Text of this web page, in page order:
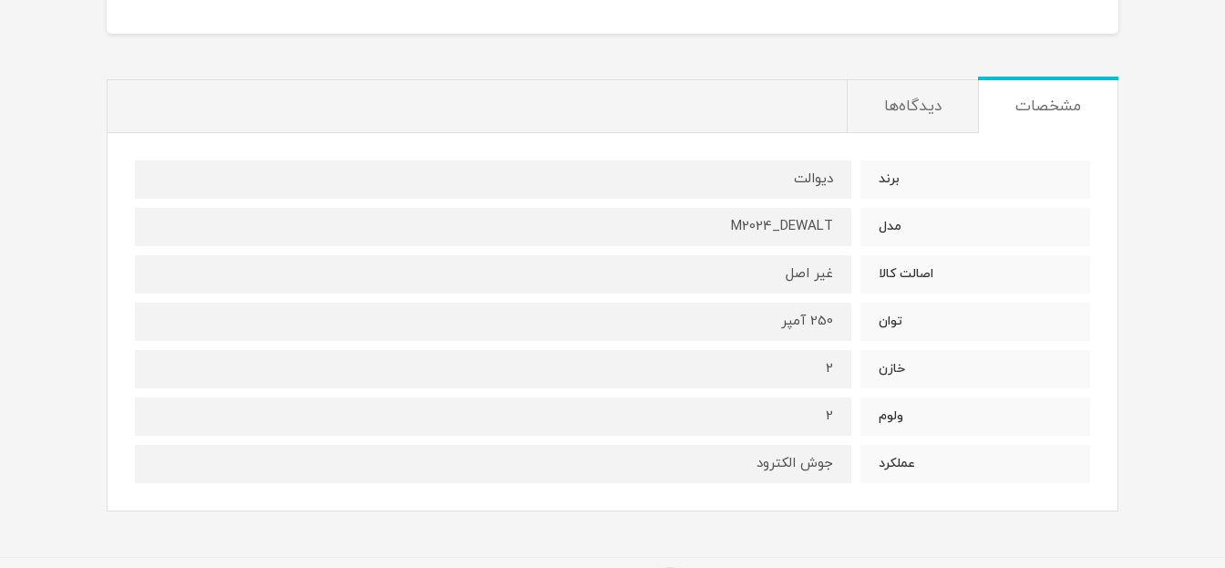
مشخصات دیدگاه‌ها
برند دیوالت
مدل M2024_DEWALT
اصالت کالا غیر اصل
توان 250 آمپر
خازن 2
ولوم 2
عملکرد جوش الکترود